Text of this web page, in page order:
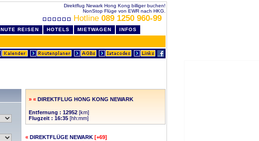
Direktflug Newark Hong Kong billiger buchen!
NonStop Flüge von EWR nach HKG.
Hotline 089 1250 960-99
REISEN HOTELS MIETWAGEN INFOS
» « DIREKTFLUG HONG KONG NEWARK
Entfernung : 12952 [km]
Flugzeit : 16:35 [hh:mm]
« DIREKTFLÜGE NEWARK [+69]